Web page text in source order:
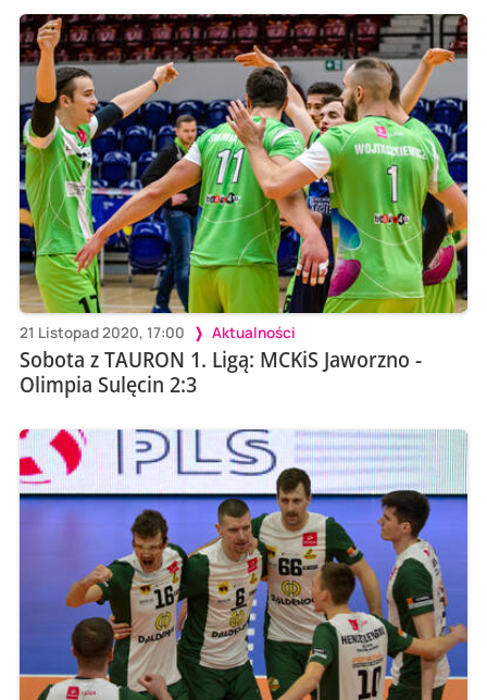
21 Listopad 2020, 17:00 Aktualności
Sobota z TAURON 1. Ligą: MCKiS Jaworzno -
Olimpia Sulęcin 2:3